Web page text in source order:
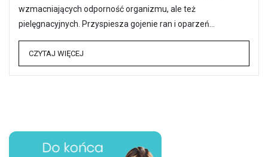
wzmacniających odporność organizmu, ale też
pielęgnacyjnych. Przyspiesza gojenie ran i oparzeń…
CZYTAJ WIĘCEJ